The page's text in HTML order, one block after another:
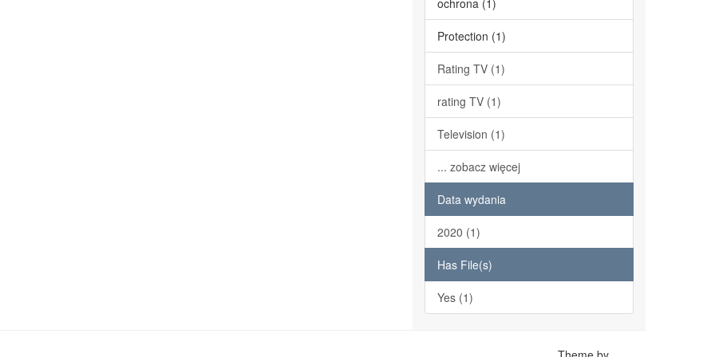
ochrona (1)
Protection (1)
Rating TV (1)
rating TV (1)
Television (1)
... zobacz więcej
Data wydania
2020 (1)
Has File(s)
Yes (1)